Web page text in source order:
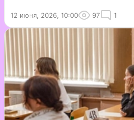
12 июня, 2026, 10:00 97 1